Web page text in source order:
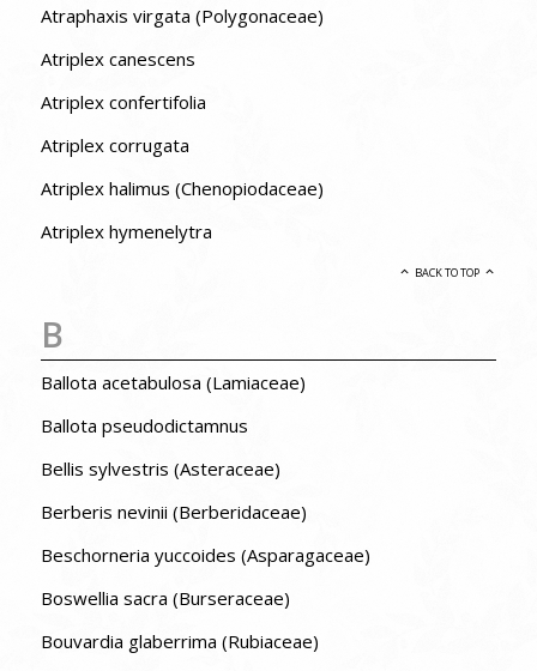
Atraphaxis virgata (Polygonaceae)
Atriplex canescens
Atriplex confertifolia
Atriplex corrugata
Atriplex halimus (Chenopiodaceae)
Atriplex hymenelytra
BACK TO TOP
B
Ballota acetabulosa (Lamiaceae)
Ballota pseudodictamnus
Bellis sylvestris (Asteraceae)
Berberis nevinii (Berberidaceae)
Beschorneria yuccoides (Asparagaceae)
Boswellia sacra (Burseraceae)
Bouvardia glaberrima (Rubiaceae)